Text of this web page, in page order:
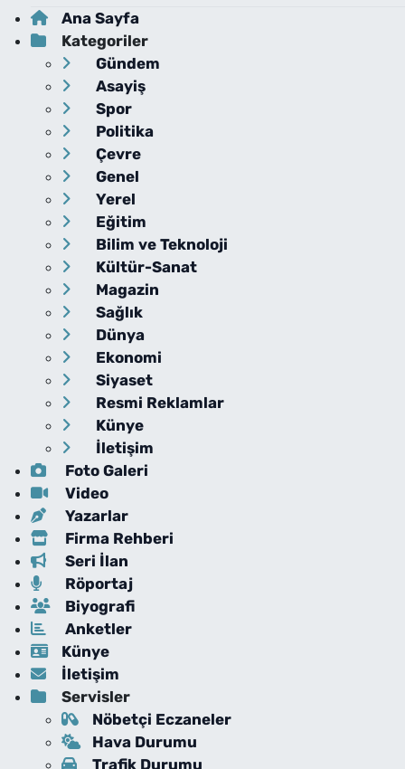
Ana Sayfa
Kategoriler
Gündem
Asayiş
Spor
Politika
Çevre
Genel
Yerel
Eğitim
Bilim ve Teknoloji
Kültür-Sanat
Magazin
Sağlık
Dünya
Ekonomi
Siyaset
Resmi Reklamlar
Künye
İletişim
Foto Galeri
Video
Yazarlar
Firma Rehberi
Seri İlan
Röportaj
Biyografi
Anketler
Künye
İletişim
Servisler
Nöbetçi Eczaneler
Hava Durumu
Trafik Durumu